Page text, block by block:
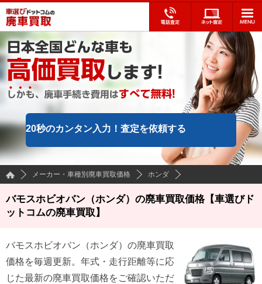
20秒のカンタン入力！ 査定を依頼する
メーカー・車種別廃車買取価格 ホンダ
バモスホビオバン（ホンダ）の廃車買取価格【車選びド
ットコムの廃車買取】
バモスホビオバン （ホンダ）の廃車買取
価格を毎週更新。年式・走行距離等に応
じた最新の廃車買取価格をご確認いただ